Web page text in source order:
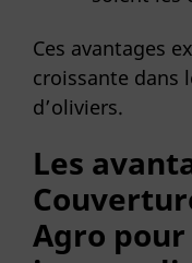
Ces avantages
croissante dans
d’oliviers.
Les
Agro